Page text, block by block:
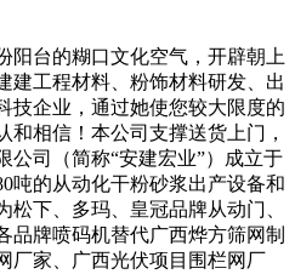
台的糊口文化空气，开辟朝上
建工程材料、粉饰材料研发、出
技企业，通过她使您较大限度的
和相信！本公司支撑送货上门，
公司（简称“安建宏业”）成立于
吨的从动化干粉砂浆出产设备和
下、多玛、皇冠品牌从动门、
品牌喷码机替代广西烨方筛网制
厂家、广西光伏项目围栏网厂